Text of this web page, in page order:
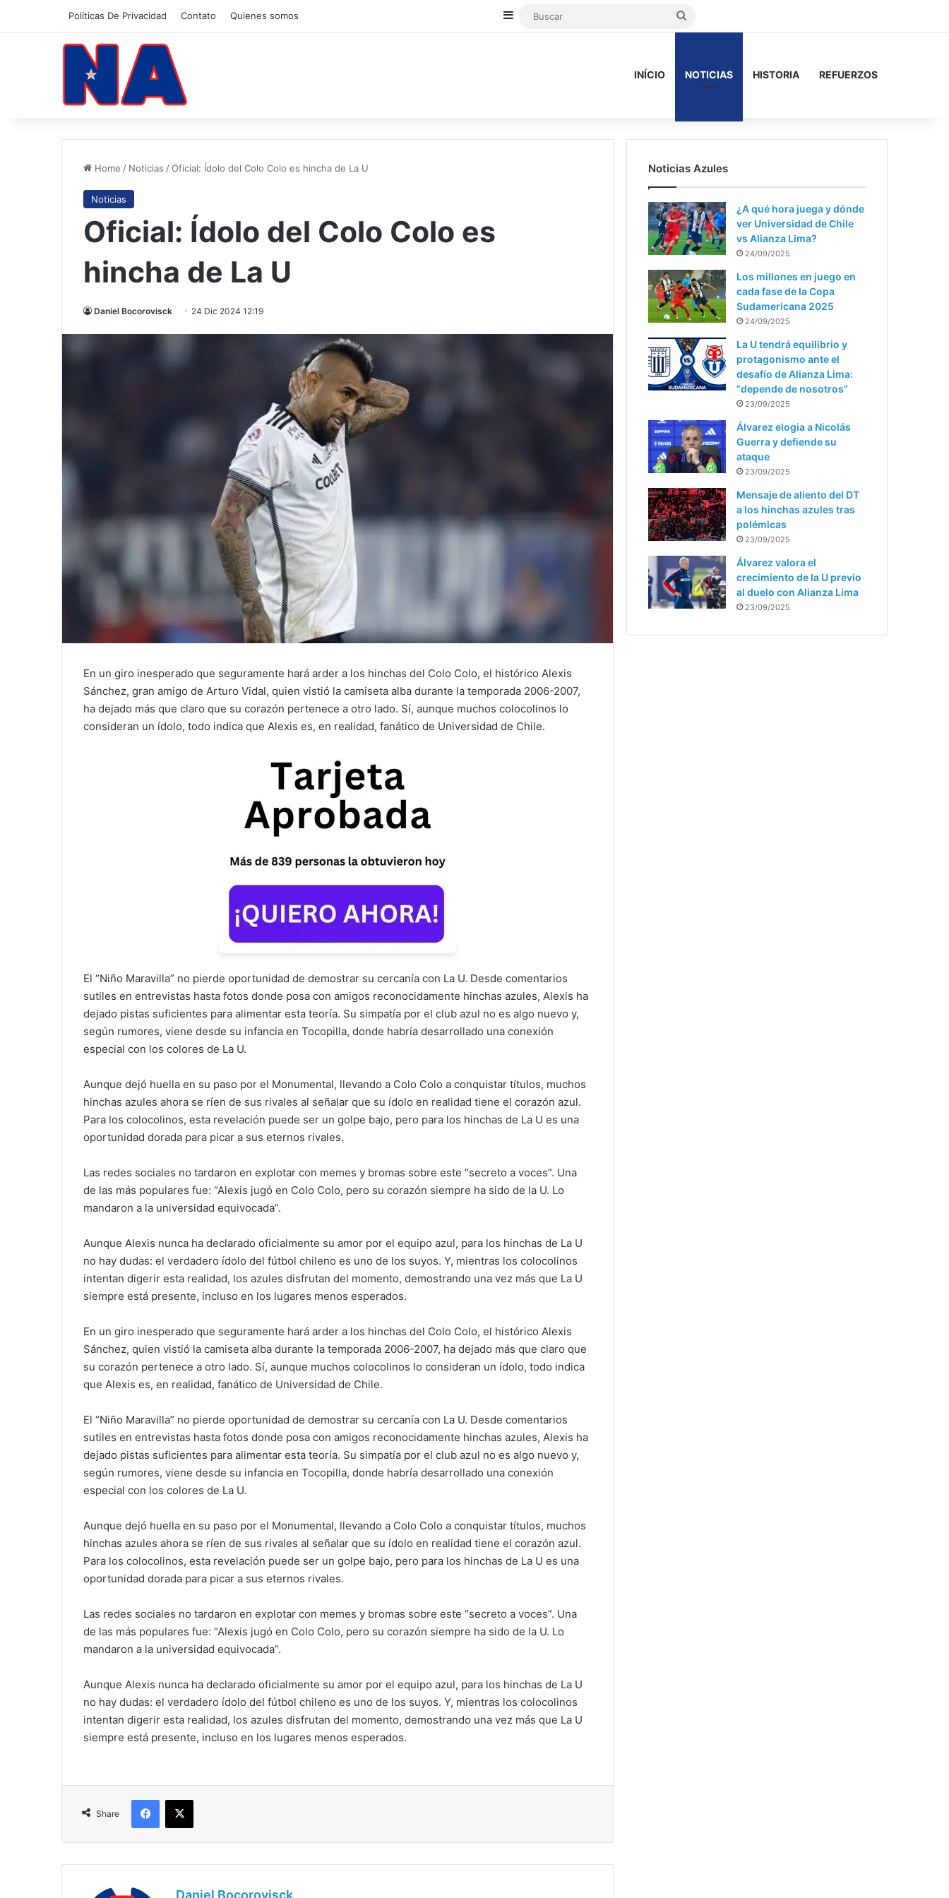
Políticas De Privacidad Contato Quienes somos Sidebar
INÍCIO NOTICIAS HISTORIA REFUERZOS
Home / Noticias /Oficial: Ídolo del Colo Colo es hincha de La U
Noticias
Oficial: Ídolo del Colo Colo es
hincha de La U
Daniel Bocorovisck 24 Dic 2024 12:19
En un giro inesperado que seguramente hará arder a los hinchas del Colo Colo, el histórico Alexis
Sánchez, gran amigo de Arturo Vidal, quien vistió la camiseta alba durante la temporada 2006-2007,
ha dejado más que claro que su corazón pertenece a otro lado. Sí, aunque muchos colocolinos lo
consideran un ídolo, todo indica que Alexis es, en realidad, fanático de Universidad de Chile.
El “Niño Maravilla” no pierde oportunidad de demostrar su cercanía con La U. Desde comentarios
sutiles en entrevistas hasta fotos donde posa con amigos reconocidamente hinchas azules, Alexis ha
dejado pistas suficientes para alimentar esta teoría. Su simpatía por el club azul no es algo nuevo y,
según rumores, viene desde su infancia en Tocopilla, donde habría desarrollado una conexión
especial con los colores de La U.
Aunque dejó huella en su paso por el Monumental, llevando a Colo Colo a conquistar títulos, muchos
hinchas azules ahora se ríen de sus rivales al señalar que su ídolo en realidad tiene el corazón azul.
Para los colocolinos, esta revelación puede ser un golpe bajo, pero para los hinchas de La U es una
oportunidad dorada para picar a sus eternos rivales.
Las redes sociales no tardaron en explotar con memes y bromas sobre este “secreto a voces”. Una
de las más populares fue: “Alexis jugó en Colo Colo, pero su corazón siempre ha sido de la U. Lo
mandaron a la universidad equivocada”.
Aunque Alexis nunca ha declarado oficialmente su amor por el equipo azul, para los hinchas de La U
no hay dudas: el verdadero ídolo del fútbol chileno es uno de los suyos. Y, mientras los colocolinos
intentan digerir esta realidad, los azules disfrutan del momento, demostrando una vez más que La U
siempre está presente, incluso en los lugares menos esperados.
En un giro inesperado que seguramente hará arder a los hinchas del Colo Colo, el histórico Alexis
Sánchez, quien vistió la camiseta alba durante la temporada 2006-2007, ha dejado más que claro que
su corazón pertenece a otro lado. Sí, aunque muchos colocolinos lo consideran un ídolo, todo indica
que Alexis es, en realidad, fanático de Universidad de Chile.
El “Niño Maravilla” no pierde oportunidad de demostrar su cercanía con La U. Desde comentarios
sutiles en entrevistas hasta fotos donde posa con amigos reconocidamente hinchas azules, Alexis ha
dejado pistas suficientes para alimentar esta teoría. Su simpatía por el club azul no es algo nuevo y,
según rumores, viene desde su infancia en Tocopilla, donde habría desarrollado una conexión
especial con los colores de La U.
Aunque dejó huella en su paso por el Monumental, llevando a Colo Colo a conquistar títulos, muchos
hinchas azules ahora se ríen de sus rivales al señalar que su ídolo en realidad tiene el corazón azul.
Para los colocolinos, esta revelación puede ser un golpe bajo, pero para los hinchas de La U es una
oportunidad dorada para picar a sus eternos rivales.
Las redes sociales no tardaron en explotar con memes y bromas sobre este “secreto a voces”. Una
de las más populares fue: “Alexis jugó en Colo Colo, pero su corazón siempre ha sido de la U. Lo
mandaron a la universidad equivocada”.
Aunque Alexis nunca ha declarado oficialmente su amor por el equipo azul, para los hinchas de La U
no hay dudas: el verdadero ídolo del fútbol chileno es uno de los suyos. Y, mientras los colocolinos
intentan digerir esta realidad, los azules disfrutan del momento, demostrando una vez más que La U
siempre está presente, incluso en los lugares menos esperados.
Share
Facebook
X
Daniel Bocorovisck
Noticias Azules
¿A qué hora juega y dónde
ver Universidad de Chile
vs Alianza Lima?
24/09/2025
Los millones en juego en
cada fase de la Copa
Sudamericana 2025
24/09/2025
La U tendrá equilibrio y
protagonismo ante el
desafío de Alianza Lima:
“depende de nosotros”
23/09/2025
Álvarez elogia a Nicolás
Guerra y defiende su
ataque
23/09/2025
Mensaje de aliento del DT
a los hinchas azules tras
polémicas
23/09/2025
Álvarez valora el
crecimiento de la U previo
al duelo con Alianza Lima
23/09/2025